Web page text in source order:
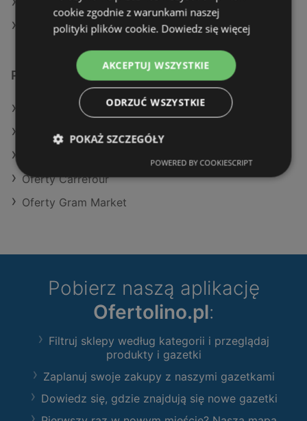
Aktualne gazetki Selgros
Aktualne gazetki Dino
Podobne sklepy detaliczne
Oferty Kaufland
Oferty Action
Oferty Carrefour
Oferty Gram Market
Pobierz naszą aplikację
Ofertolino.pl:
Filtruj sklepy według kategorii i przeglądaj
produkty i gazetki
Zaplanuj swoje zakupy z naszymi gazetkami
Dowiedz się, gdzie znajdują się nowe gazetki
cookie zgodnie z warunkami naszej
polityki plików cookie. Dowiedz się więcej
AKCEPTUJ WSZYSTKIE
ODRZUĆ WSZYSTKIE
POKAŻ SZCZEGÓŁY
POWERED BY COOKIESCRIPT